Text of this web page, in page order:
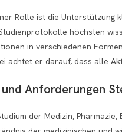
Rolle ist die Unterstützung
höchsten
in verschiedenen
achtet er darauf, dass alle
Anforderungen
der Medizin,